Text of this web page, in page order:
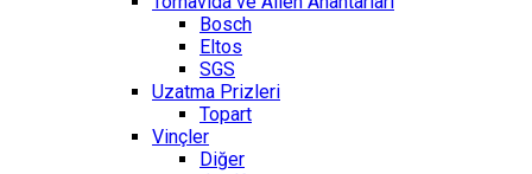
Bosch
Eltos
SGS
Uzatma Prizleri
Topart
Vinçler
Diğer